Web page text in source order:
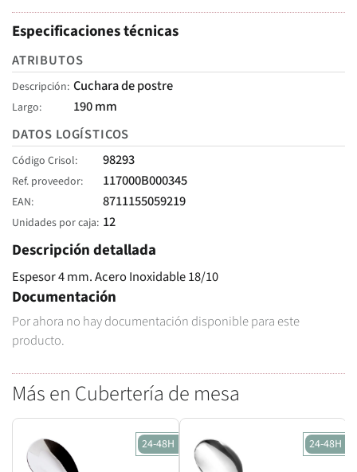
Especificaciones técnicas
ATRIBUTOS
Descripción Cuchara de postre
Largo
190 mm
DATOS LOGÍSTICOS
Código Crisol 98293
Ref. proveedor 117000B000345
EAN 8711155059219
Unidades por caja 12
Descripción detallada
Espesor 4 mm. Acero Inoxidable 18/10
Documentación
Por ahora no hay documentación disponible para este
producto.
Más en Cubertería de mesa
24-48H 24-48H